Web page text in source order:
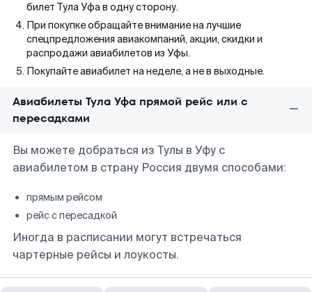
билет Тула Уфа в одну сторону.
При покупке обращайте внимание на лучшие
спецпредложения авиакомпаний, акции, скидки и
распродажи авиабилетов из Уфы.
Покупайте авиабилет на неделе, а не в выходные.
Авиабилеты Тула Уфа прямой рейс или с
пересадками
Вы можете добраться из Тулы в Уфу с
авиабилетом в страну Россия двумя способами:
прямым рейсом
рейс с пересадкой
Иногда в расписании могут встречаться
чартерные рейсы и лоукосты.